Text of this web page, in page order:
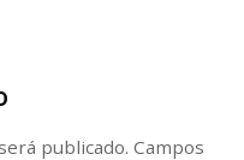
publicado. Campos